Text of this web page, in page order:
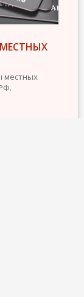
МЕСТНЫХ
местных